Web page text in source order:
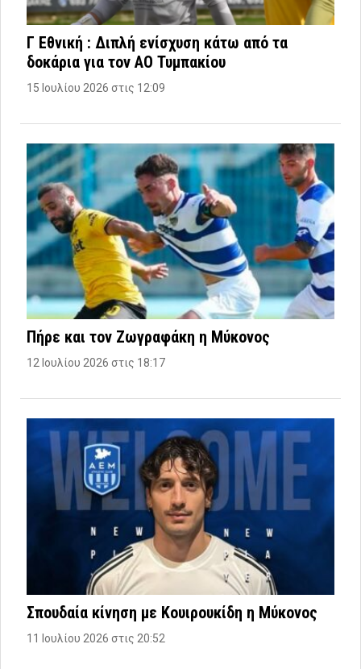
Γ Εθνική : Διπλή ενίσχυση κάτω από τα
δοκάρια για τον ΑΟ Τυμπακίου
15 Ιουλίου 2026 στις 12:09
Πήρε και τον Ζωγραφάκη η Μύκονος
12 Ιουλίου 2026 στις 18:17
Σπουδαία κίνηση με Κουιρουκίδη η Μύκονος
11 Ιουλίου 2026 στις 20:52